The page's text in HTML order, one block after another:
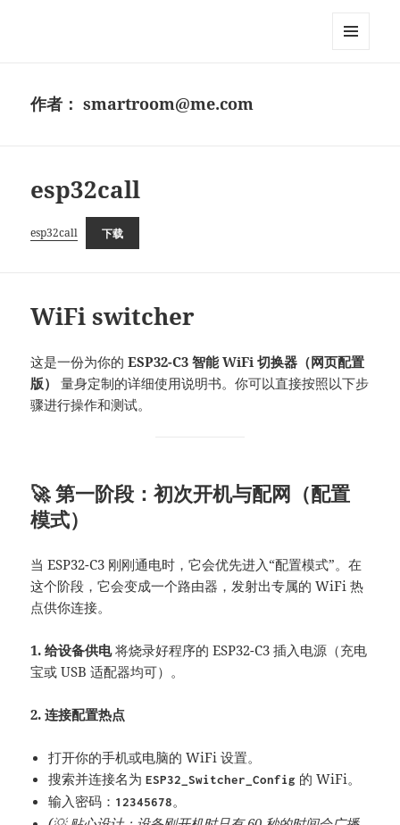
作者：smartroom@me.com
esp32call
esp32call 下载
WiFi switcher
这是一份为你的ESP32-C3 智能 WiFi 切换器（网页配置
版）
量身定制的详细使用说明书。你可以直接按照以下步
骤进行操作和测试。
🚀 第一阶段：初次开机与配网（配置
模式）
当 ESP32-C3 刚刚通电时，它会优先进入“配置模式”。在
这个阶段，它会变成一个路由器，发射出专属的 WiFi 热
点供你连接。
1. 给设备供电将烧录好程序的 ESP32-C3 插入电源（充电
宝或 USB 适配器均可）。
2. 连接配置热点
打开你的手机或电脑的 WiFi 设置。
搜索并连接名为ESP32_Switcher_Config 的 WiFi。
输入密码： 12345678。